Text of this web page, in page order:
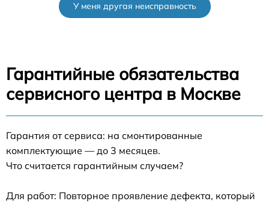
У меня другая неисправность
Гарантийные обязательства
сервисного центра в Москве
Гарантия от сервиса: на смонтированные
комплектующие — до 3 месяцев.
Что считается гарантийным случаем?
Для работ: Повторное проявление дефекта, который